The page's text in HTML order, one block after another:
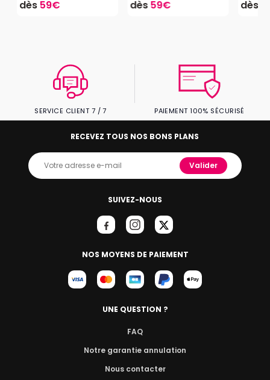
dès 59€ dès59€ dès
SERVICE CLIENT 7 / 7 PAIEMENT 100% SÉCURISÉ
SUIVEZ-NOUS
NOS MOYENS DE PAIEMENT
RECEVEZ TOUS NOS BONS PLANS
Valider
UNE QUESTION ?
FAQ
Notre garantie annulation
Nous contacter